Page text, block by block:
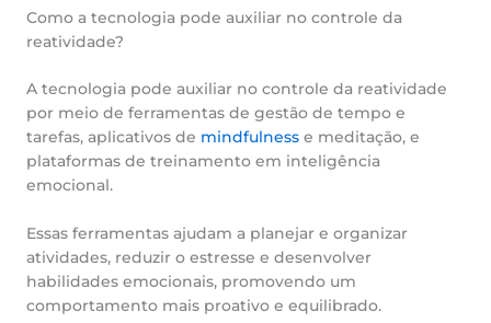
Como a tecnologia pode auxiliar no controle da
reatividade?
A tecnologia pode auxiliar no controle da reatividade
por meio de ferramentas de gestão de tempo e
tarefas, aplicativos de mindfulness e meditação, e
plataformas de treinamento em inteligência
emocional.
Essas ferramentas ajudam a planejar e organizar
atividades, reduzir o estresse e desenvolver
habilidades emocionais, promovendo um
comportamento mais proativo e equilibrado.